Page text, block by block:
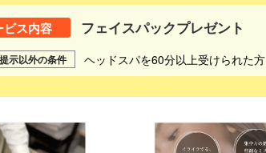
ビス内容 フェイスパックプレゼント
示以外の条件 ヘッドスパを60分以上受けられた方